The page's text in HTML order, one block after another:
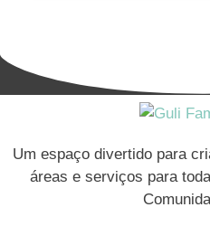
Um espaço divertido para
áreas e serviços para